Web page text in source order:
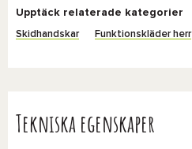
Upptäck relaterade kategorier
Skidhandskar Funktionskläder herr
Tekniska egenskaper